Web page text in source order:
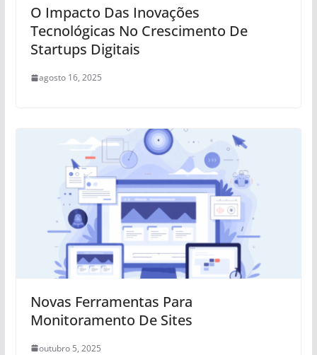
O Impacto Das Inovações
Tecnológicas No Crescimento De
Startups Digitais
agosto 16, 2025
Novas Ferramentas Para
Monitoramento De Sites
outubro 5, 2025